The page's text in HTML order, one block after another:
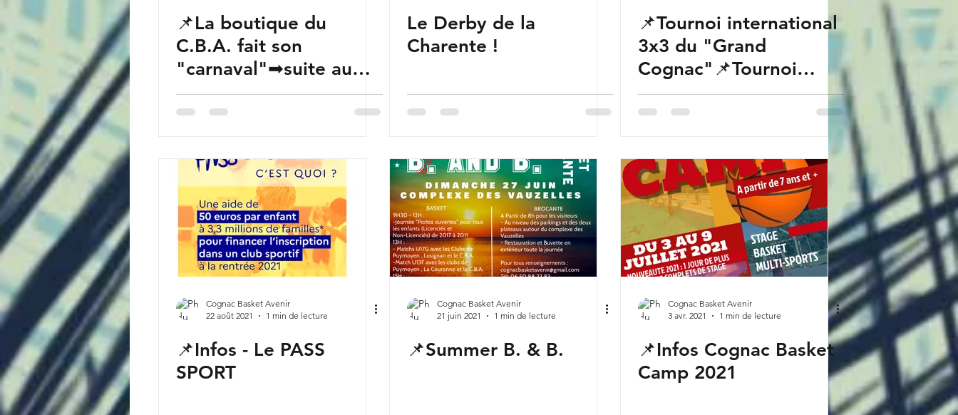
📌La boutique du
C.B.A. fait son
"carnaval"➡suite au
succès de la "boutique
de Noël" , on vous
Le Derby de la
Charente !
📌Tournoi international
3x3 du "Grand
Cognac"📌Tournoi
inter-entreprises ou
associations ✅Les insc
Cognac Basket Avenir
22 août 2021
1 min de lecture
📌Infos - Le PASS
SPORT
Cognac Basket Avenir
21 juin 2021
1 min de lecture
📌Summer B. & B.
Cognac Basket Avenir
3 avr. 2021
1 min de lecture
📌Infos Cognac Basket
Camp 2021